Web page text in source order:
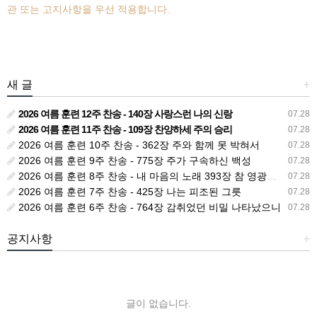
관 또는 고지사항을 우선 적용합니다.
+
새 글
07.28
2026 여름 훈련 12주 찬송 - 140장 사랑스런 나의 신랑
07.28
2026 여름 훈련 11주 찬송 - 109장 찬양하세 주의 승리
07.28
2026 여름 훈련 10주 찬송 - 362장 주와 함께 못 박혀서
07.28
2026 여름 훈련 9주 찬송 - 775장 주가 구속하신 백성
07.28
2026 여름 훈련 8주 찬송 - 내 마음의 노래 393장 참 영광스런 우리 왕
07.28
2026 여름 훈련 7주 찬송 - 425장 나는 피조된 그릇
07.28
2026 여름 훈련 6주 찬송 - 764장 감취었던 비밀 나타났으니
+
공지사항
글이 없습니다.